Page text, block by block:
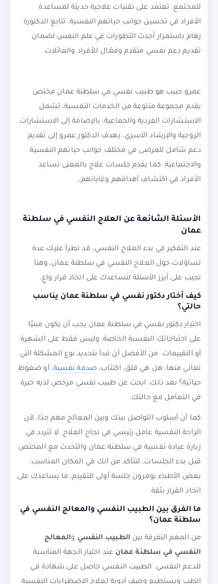
للمجتمع. تعتمد على تقنيات علاجية حديثة لمساعدة
الأفراد في تحسين جوانب حياتهم النفسية. تتابع الدكتورة
رهام باستمرار أحدث التطورات في علم النفس لضمان
تقديم دعم نفسي متقدم وفعّال للأفراد والعائلات.
عمرو حبيب هو طبيب نفسي في سلطنة عمان مختص
يقدم مجموعة متنوعة من الخدمات النفسية، تشمل
الاستشارات الفردية والجماعية، بالإضافة إلى الاستشارات
الزوجية والإرشاد الأسري. يهدف الدكتور عمرو إلى تقديم
دعم شامل للمرضى في مختلف جوانب حياتهم النفسية
والاجتماعية. كما يقدم جلسات علاج بالمعنى تساعد
الأفراد في اكتشاف أهدافهم وغاياتهم،.
الأسئلة الشائعة عن العلاج النفسي في سلطنة
عمان
عند التفكير في بدء العلاج النفسي، قد تطرأ عليك عدة
تساؤلات حول العلاج النفسي في سلطنة عمان، وهنا
نجيب على أبرز الأسئلة لتساعدك على اتخاذ قرار واعٍ.
كيف أختار دكتور نفسي في سلطنة عمان يناسب
حالتي؟
اختيار دكتور نفسي في سلطنة عمان يجب أن يكون مبنيًا
على احتياجاتك النفسية الخاصة، وليس فقط على الشهرة
أو التقييمات. من الأفضل أن تبدأ بتحديد نوع المشكلة التي
تعاني منها: هل هي قلق، اكتئاب، صدمة نفسية، أو ضغوط
حياتية؟ بعد ذلك، ابحث عن طبيب نفسي مرخص لديه خبرة
في التعامل مع حالتك.
كما أن أسلوب التواصل بينك وبين المعالج مهم جدًا، لأن
الراحة النفسية عامل رئيسي في نجاح العلاج. لا تتردد في
زيارة عيادة نفسية في سلطنة عمان والتحدث مع المختص
قبل بدء الجلسات، لتتأكد من أنك في المكان المناسب.
بعض الأطباء يوفرون جلسة أولى للتقييم، ما يساعدك على
اتخاذ القرار بثقة.
ما الفرق بين الطبيب النفسي والمعالج النفسي في
سلطنة عمان؟
من المهم التفرقة بين الطبيب النفسي والمعالج
النفسي في سلطنة عمان عند اختيار الجهة المناسبة
للدعم النفسي. الطبيب النفسي حاصل على شهادة في
الطب ويستطيع وصف أدوية لعلاج الاضطرابات النفسية